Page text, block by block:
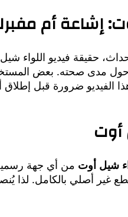
إشاعة أم
حقيقة فيديو اللواء
مدى صحته. بعض
الفيديو ضرورة قبل
أوت
شيل أوت من أي جهة
غير أصلي بالكامل. لذا